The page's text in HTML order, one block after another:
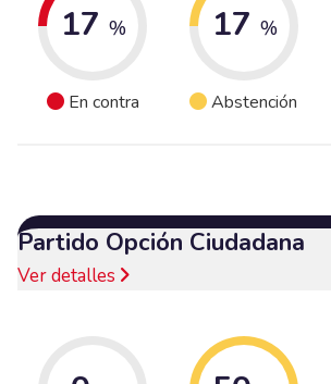
17 %
En contra
17 %
Abstención
Partido Opción Ciudadana
Ver detalles